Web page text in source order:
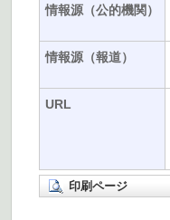
情報源（公的機関）
情報源（報道）
URL
印刷ページ